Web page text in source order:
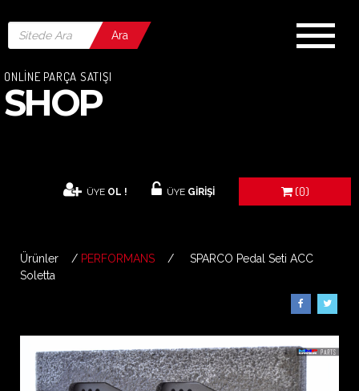
Ara
ONLİNE PARÇA SATIŞI
SHOP
(0)
ÜYE GİRİŞİ
ÜYE OL !
Ürünler / PERFORMANS / SPARCO Pedal Seti ACC
Soletta